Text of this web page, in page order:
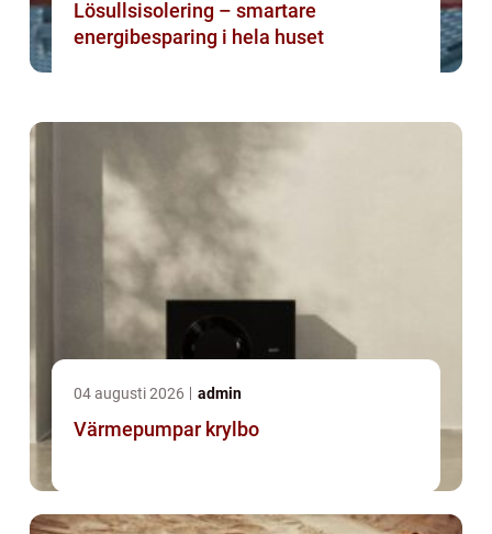
Lösullsisolering – smartare
energibesparing i hela huset
04 augusti 2026 admin
Värmepumpar krylbo